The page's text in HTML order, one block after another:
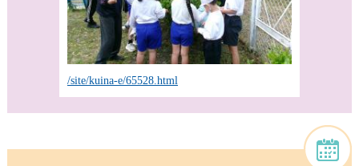
/site/kuina-e/65528.html